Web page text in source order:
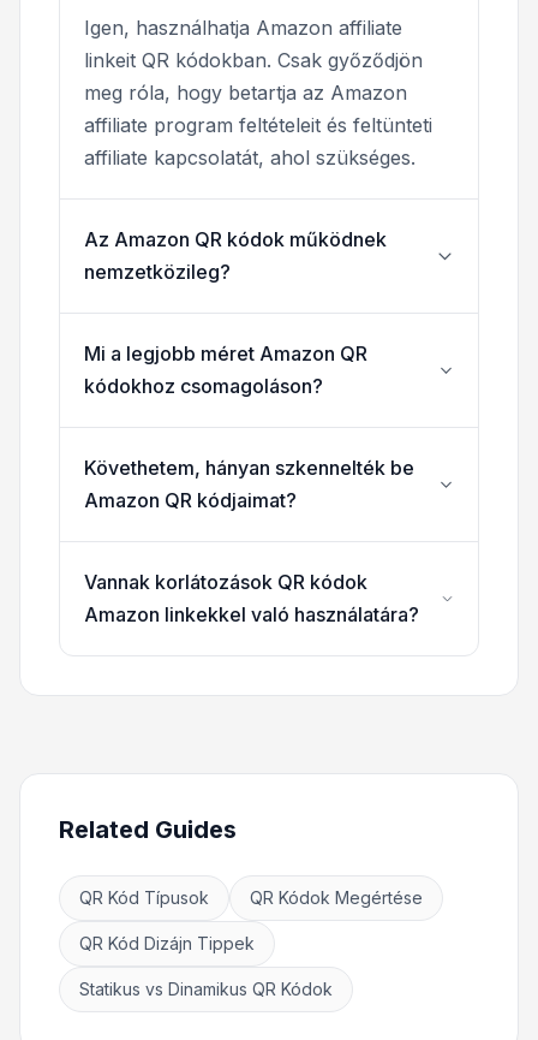
Igen, használhatja Amazon affiliate
linkeit QR kódokban. Csak győződjön
meg róla, hogy betartja az Amazon
affiliate program feltételeit és feltünteti
affiliate kapcsolatát, ahol szükséges.
Az Amazon QR kódok működnek
nemzetközileg?
Mi a legjobb méret Amazon QR
kódokhoz csomagoláson?
Követhetem, hányan szkennelték be
Amazon QR kódjaimat?
Vannak korlátozások QR kódok
Amazon linkekkel való használatára?
Related Guides
QR Kód Típusok QR Kódok Megértése
QR Kód Dizájn Tippek
Statikus vs Dinamikus QR Kódok